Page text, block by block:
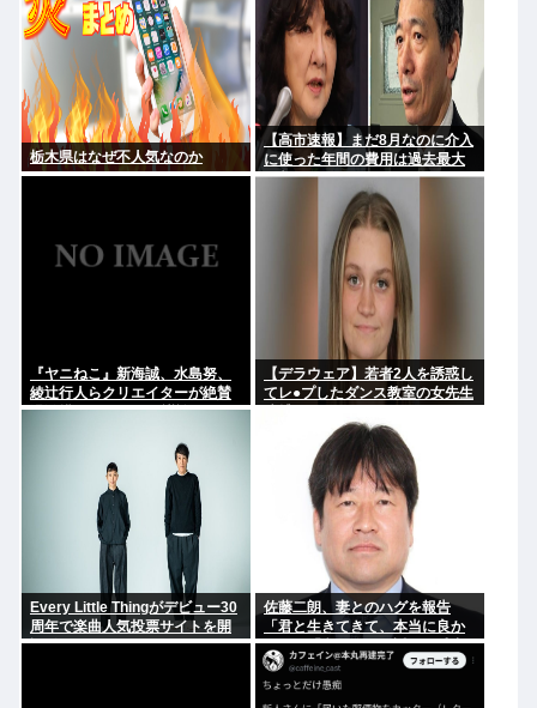
栃木県はなぜ不人気なのか
【高市速報】まだ8月なのに介入
に使った年間の費用は過去最大
と判明
『ヤニねこ』新海誠、水島努、
綾辻行人らクリエイターが絶賛
過激描写はBPOでも議論に
【デラウェア】若者2人を誘惑し
てレ●プしたダンス教室の女先生
Every Little Thingがデビュー30
周年で楽曲人気投票サイトを開
設 俺はもちろんFace the
佐藤二朗、妻とのハグを報告
「君と生きてきて、本当に良か
った」「文〇砲より遥かに威力
は弱いが、僕のノロケ砲をお見
舞いする」